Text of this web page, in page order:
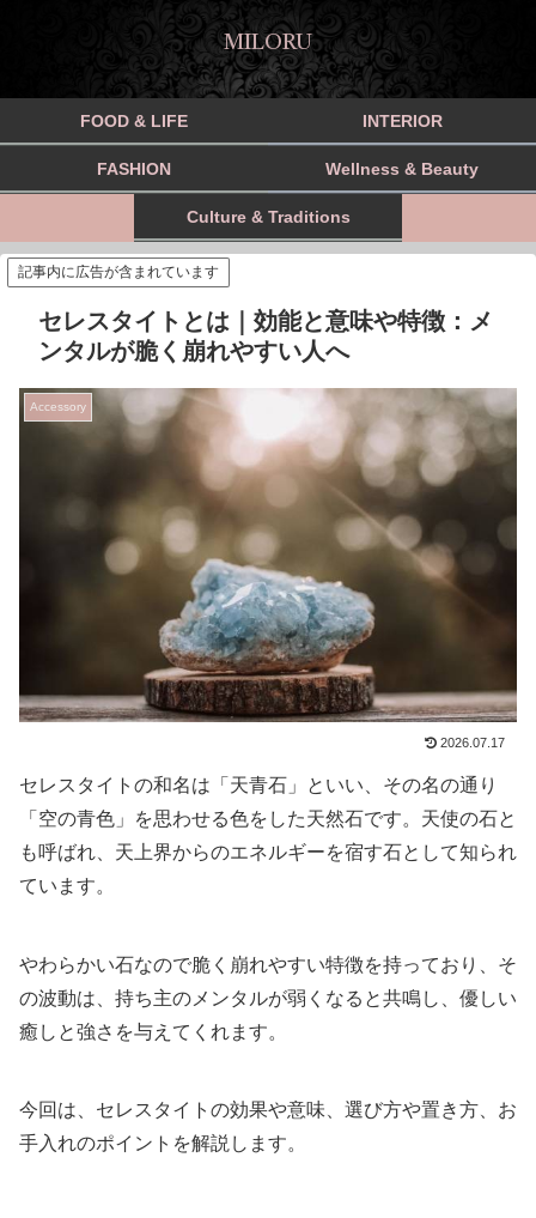
MILORU
FOOD & LIFE INTERIOR
FASHION Wellness & Beauty
Culture & Traditions
記事内に広告が含まれています
セレスタイトとは｜効能と意味や特徴：メ
ンタルが脆く崩れやすい人へ
Accessory
2026.07.17
セレスタイトの和名は「天青石」といい、その名の通り
「空の青色」を思わせる色をした天然石です。天使の石と
も呼ばれ、天上界からのエネルギーを宿す石として知られ
ています。
やわらかい石なので脆く崩れやすい特徴を持っており、そ
の波動は、持ち主のメンタルが弱くなると共鳴し、優しい
癒しと強さを与えてくれます。
今回は、セレスタイトの効果や意味、選び方や置き方、お
手入れのポイントを解説します。